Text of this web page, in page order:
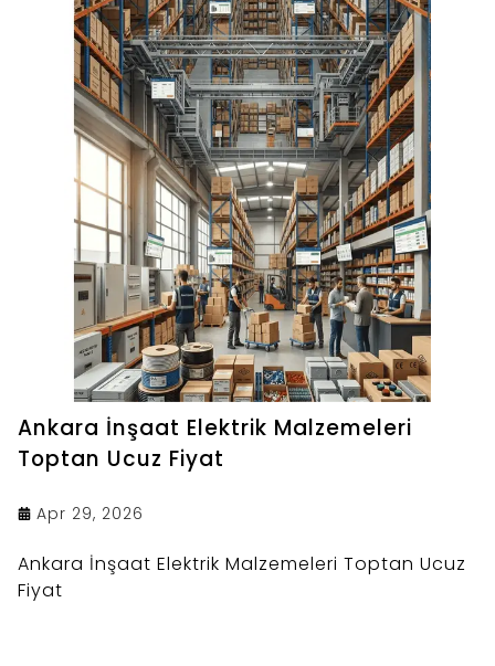
Ankara İnşaat Elektrik Malzemeleri
Toptan Ucuz Fiyat
Apr 29, 2026
Ankara İnşaat Elektrik Malzemeleri Toptan Ucuz
Fiyat